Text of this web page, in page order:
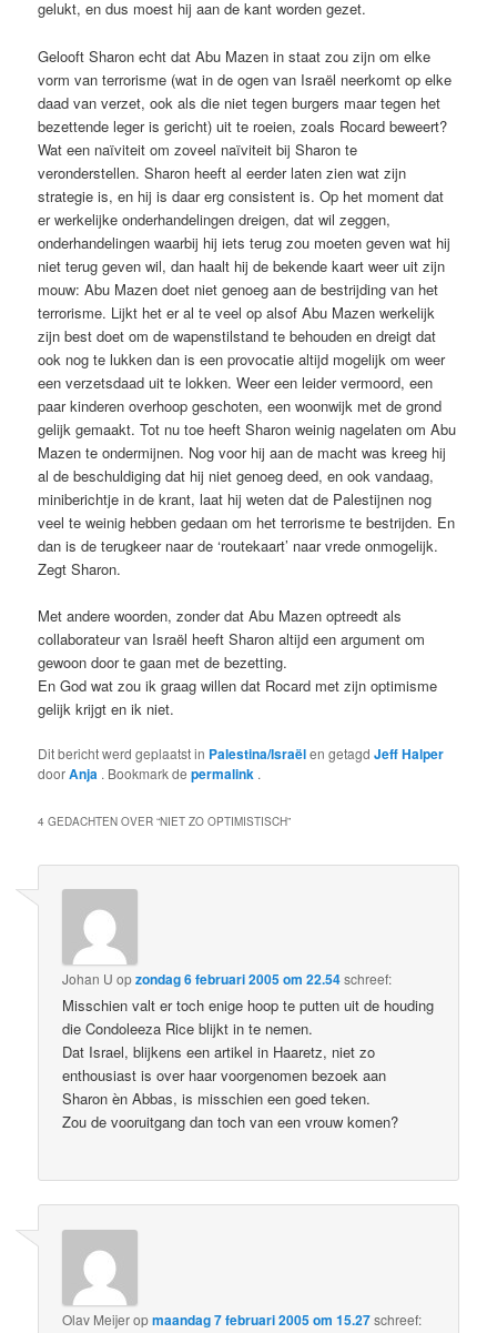
gelukt, en dus moest hij aan de kant worden gezet.
Gelooft Sharon echt dat Abu Mazen in staat zou zijn om elke
vorm van terrorisme (wat in de ogen van Israël neerkomt op elke
daad van verzet, ook als die niet tegen burgers maar tegen het
bezettende leger is gericht) uit te roeien, zoals Rocard beweert?
Wat een naïviteit om zoveel naïviteit bij Sharon te
veronderstellen. Sharon heeft al eerder laten zien wat zijn
strategie is, en hij is daar erg consistent is. Op het moment dat
er werkelijke onderhandelingen dreigen, dat wil zeggen,
onderhandelingen waarbij hij iets terug zou moeten geven wat hij
niet terug geven wil, dan haalt hij de bekende kaart weer uit zijn
mouw: Abu Mazen doet niet genoeg aan de bestrijding van het
terrorisme. Lijkt het er al te veel op alsof Abu Mazen werkelijk
zijn best doet om de wapenstilstand te behouden en dreigt dat
ook nog te lukken dan is een provocatie altijd mogelijk om weer
een verzetsdaad uit te lokken. Weer een leider vermoord, een
paar kinderen overhoop geschoten, een woonwijk met de grond
gelijk gemaakt. Tot nu toe heeft Sharon weinig nagelaten om Abu
Mazen te ondermijnen. Nog voor hij aan de macht was kreeg hij
al de beschuldiging dat hij niet genoeg deed, en ook vandaag,
miniberichtje in de krant, laat hij weten dat de Palestijnen nog
veel te weinig hebben gedaan om het terrorisme te bestrijden. En
dan is de terugkeer naar de ‘routekaart’ naar vrede onmogelijk.
Zegt Sharon.
Met andere woorden, zonder dat Abu Mazen optreedt als
collaborateur van Israël heeft Sharon altijd een argument om
gewoon door te gaan met de bezetting.
En God wat zou ik graag willen dat Rocard met zijn optimisme
gelijk krijgt en ik niet.
Dit bericht werd geplaatst in Palestina/Israëlen getagdJeff Halper
doorAnja . Bookmark depermalink .
4 GEDACHTEN OVER “NIET ZO OPTIMISTISCH”
Johan U opzondag 6 februari 2005 om 22.54schreef:
Misschien valt er toch enige hoop te putten uit de houding
die Condoleeza Rice blijkt in te nemen.
Dat Israel, blijkens een artikel in Haaretz, niet zo
enthousiast is over haar voorgenomen bezoek aan
Sharon èn Abbas, is misschien een goed teken.
Zou de vooruitgang dan toch van een vrouw komen?
Olav Meijeropmaandag 7 februari 2005 om 15.27schreef: